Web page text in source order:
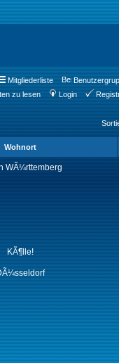
Mitgliederliste
zu lesen Login
Wohnort
WÃ¼rttemberg
KÃ¶lle!